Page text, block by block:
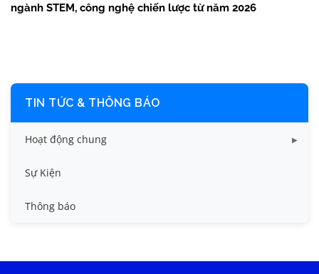
ngành STEM, công nghệ chiến lược từ năm 2026
TIN TỨC & THÔNG BÁO
Hoạt động chung
Tin công tác sinh viên
Tin đào tạo
Tin tức chung
Sự Kiện
Thông báo